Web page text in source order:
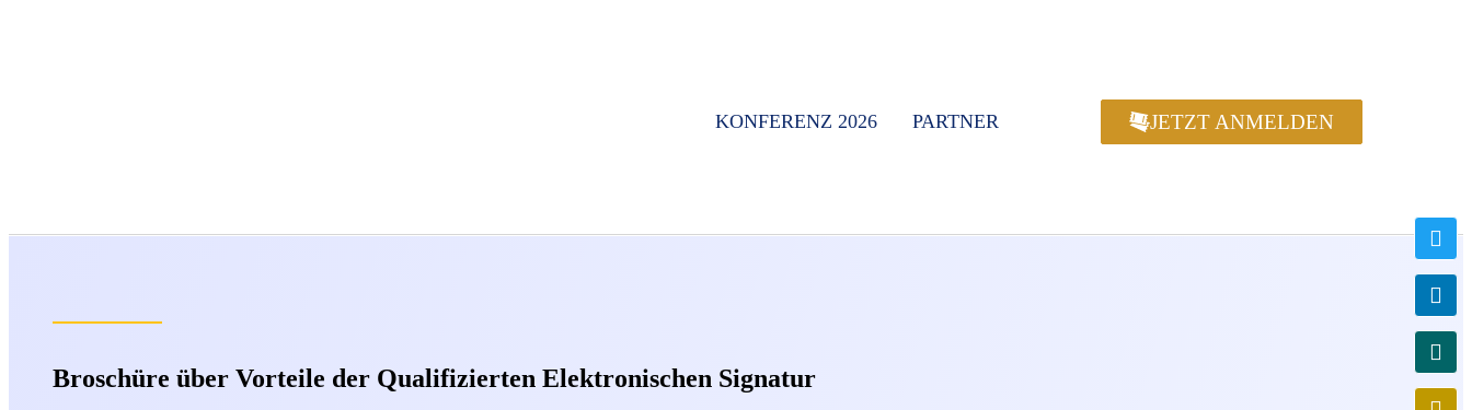
KONFERENZ 2026 PARTNER JETZT ANMELDEN
Broschüre über Vorteile der Qualifizierten Elektronischen Signatur